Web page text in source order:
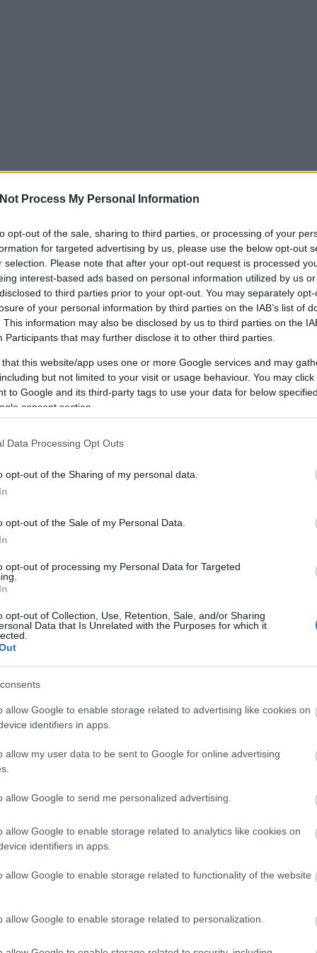
Process My Personal Information
opt-out of the sale, sharing to third parties, or processing of your
for targeted advertising by us, please use the below opt-out
selection. Please note that after your opt-out request is processed
interest-based ads based on personal information utilized by us
to third parties prior to your opt-out. You may separately
of your personal information by third parties on the IAB’s list of
This information may also be disclosed by us to third parties on the
Participants that may further disclose it to other third parties.
that this website/app uses one or more Google services and may
but not limited to your visit or usage behaviour. You may
to Google and its third-party tags to use your data for below
consent section.
Data Processing Opt Outs
opt-out of the Sharing of my personal data.
opt-out of the Sale of my Personal Data.
opt-out of processing my Personal Data for Targeted
opt-out of Collection, Use, Retention, Sale, and/or Sharing
Data that Is Unrelated with the Purposes for which it
allow Google to enable storage related to advertising like cookies on
identifiers in apps.
allow my user data to be sent to Google for online advertising
allow Google to send me personalized advertising.
allow Google to enable storage related to analytics like cookies on
identifiers in apps.
allow Google to enable storage related to functionality of the website
allow Google to enable storage related to personalization.
oldalt
ellátást nyújt a legmodernebb technológiával.
Budán.
oldalt
adatkezelési tájékoztatója biztosítja az
védelméről egy helyen.
héjak, amelyek gyönyörű mosolyt varázsolnak
színvonalon.
oldalt
kifejlesztett edzésprogramokat és tanácsadást
és az egészség megőrzéséhez.
oldalt
részletes bemutatása az ipari gyártási
technológiáit.
oldalt
és dizájnokkal várja az ünnepekre készülőket.
oldalt
videó, amely részletesen bemutatja a motor
tippek autók tuningjához.
oldalt
megoldásokat kínál a gépipar számára.
oldalt
hírekkel szolgál a mesterséges intelligencia
oldalt
segítséget nyújt hulladékgazdálkodási jogi
vállalkozások számára.
oldalt
SEO szolgáltatásai segítenek weboldalának
optimalizálási stratégiák.
oldalt
jogi tanácsadást nyújt munkajogi kérdésekben.
oldalt
gyorsszolgálata a 16. kerületben. Professzionális
üveg vízforralója prémium német minőséget képvisel.
oldalt
kárpittisztítási szolgáltatásokat nyújt otthonokba és
oldalt
SEO szolgáltatása technikai optimalizálásra
AI technológiával.
oldalt
Keresőmarketing, Online marketing, weboldal készítés
ÜGYNÖKSÉG MŰTÉTEK
CENTER, FOGSZABÁLYOZÓ,
leányfaluBudapest, call
fogszabályozó,
szőnyegtisztítás,
szőnyegtisztító, lézervágás,
autósiskola
csökkentéseszőnyegtisztítás24